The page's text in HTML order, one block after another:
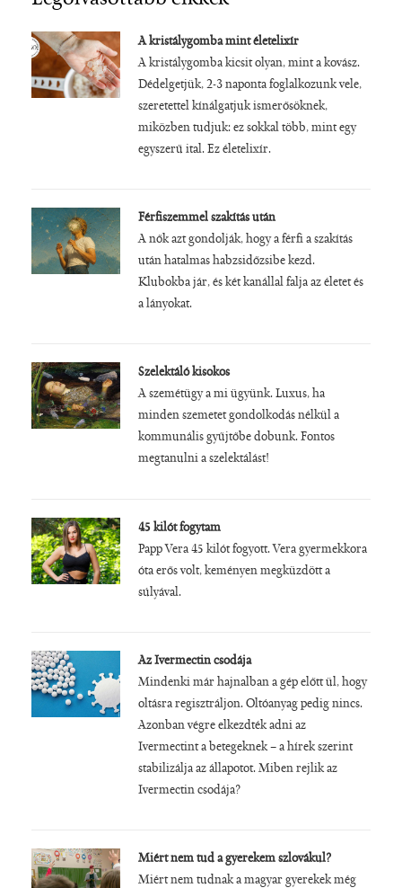
A kristálygomba mint életelixír
A kristálygomba kicsit olyan, mint a kovász.
Dédelgetjük, 2-3 naponta foglalkozunk vele,
szeretettel kínálgatjuk ismerősöknek,
miközben tudjuk: ez sokkal több, mint egy
egyszerű ital. Ez életelixír.
Férfiszemmel szakítás után
A nők azt gondolják, hogy a férfi a szakítás
után hatalmas habzsidőzsibe kezd.
Klubokba jár, és két kanállal falja az életet és
a lányokat.
Szelektáló kisokos
A szemétügy a mi ügyünk. Luxus, ha
minden szemetet gondolkodás nélkül a
kommunális gyűjtőbe dobunk. Fontos
megtanulni a szelektálást!
45 kilót fogytam
Papp Vera 45 kilót fogyott. Vera gyermekkora
óta erős volt, keményen megküzdött a
súlyával.
Az Ivermectin csodája
Mindenki már hajnalban a gép előtt ül, hogy
oltásra regisztráljon. Oltóanyag pedig nincs.
Azonban végre elkezdték adni az
Ivermectint a betegeknek – a hírek szerint
stabilizálja az állapotot. Miben rejlik az
Ivermectin csodája?
Miért nem tud a gyerekem szlovákul?
Miért nem tudnak a magyar gyerekek még